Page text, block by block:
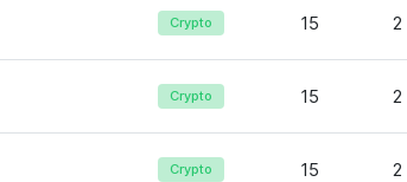
Crypto 15 2
Crypto 15 2
Crypto 15 2